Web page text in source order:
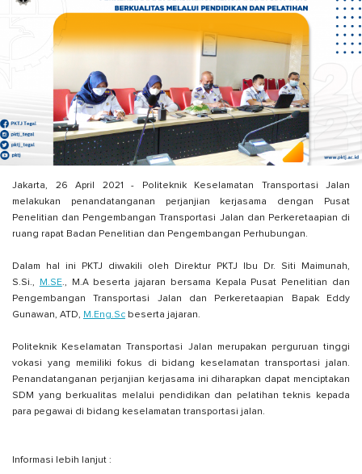
Jakarta, 26 April 2021 - Politeknik Keselamatan Transportasi Jalan
melakukan penandatanganan perjanjian kerjasama dengan Pusat
Penelitian dan Pengembangan Transportasi Jalan dan Perkeretaapian di
ruang rapat Badan Penelitian dan Pengembangan Perhubungan.
Dalam hal ini PKTJ diwakili oleh Direktur PKTJ Ibu Dr. Siti Maimunah,
S.Si.,
M.SE., M.A beserta jajaran bersama Kepala Pusat Penelitian dan
Pengembangan Transportasi Jalan dan Perkeretaapian Bapak Eddy
Gunawan, ATD, M.Eng.Sc beserta jajaran.
Politeknik Keselamatan Transportasi Jalan merupakan perguruan tinggi
vokasi yang memiliki fokus di bidang keselamatan transportasi jalan.
Penandatanganan perjanjian kerjasama ini diharapkan dapat menciptakan
SDM yang berkualitas melalui pendidikan dan pelatihan teknis kepada
para pegawai di bidang keselamatan transportasi jalan.
Informasi lebih lanjut :